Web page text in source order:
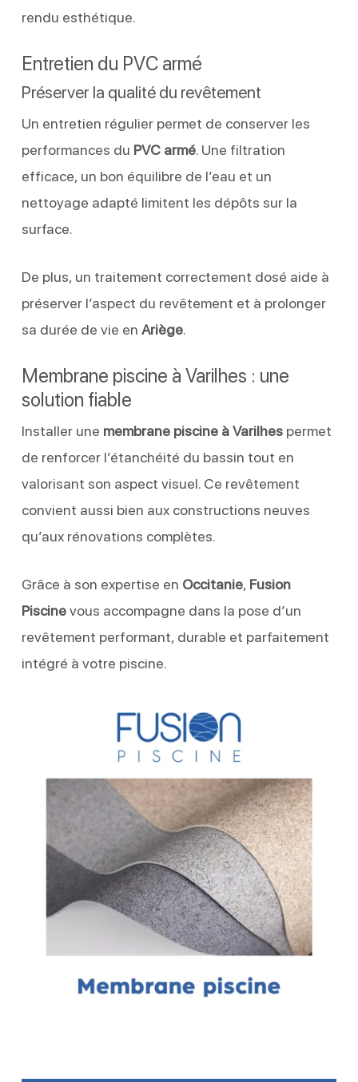
rendu esthétique.
Entretien du PVC armé
Préserver la qualité du revêtement
Un entretien régulier permet de conserver les
performances du PVC armé. Une filtration
efficace, un bon équilibre de l’eau et un
nettoyage adapté limitent les dépôts sur la
surface.
De plus, un traitement correctement dosé aide à
préserver l’aspect du revêtement et à prolonger
sa durée de vie en Ariège.
Membrane piscine à Varilhes : une
solution fiable
Installer une membrane piscine à Varilhespermet
de renforcer l’étanchéité du bassin tout en
valorisant son aspect visuel. Ce revêtement
convient aussi bien aux constructions neuves
qu’aux rénovations complètes.
Grâce à son expertise en Occitanie, Fusion
Piscinevous accompagne dans la pose d’un
revêtement performant, durable et parfaitement
intégré à votre piscine.